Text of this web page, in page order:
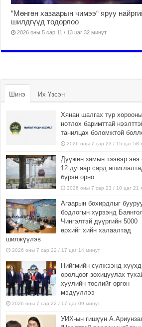
“Мөнгөн хазаарын чимээ“ яруу
шилдгүүд тодорлоо
2026 оны 5 сар 11 / 13 цаг 32 минут
Шинэ Их Үзсэн
Хянан шалгах түр хорооны
нотлох баримттай
танилцах боломжтой
2026 оны 7 сар 23 / 15 цаг 58
Дүүжин замын тээвэр энэ
12 дугаар сард
бүрэн орно
2026 оны 7 сар 23 / 10 цаг 21
Агаарын бохирдлыг
бодлогын хүрээнд
Чингэлтэй дүүргийн 5000
өрхийг хийн халаалтад
шилжүүлэв
2026 оны 7 сар 22 / 17 цаг 14 минут
Нийгмийн сүлжээнд
оролцоог зохицуулах
хуулийн төслийг өргөн
мэдүүллээ
2026 оны 7 сар 22 / 17 цаг 09 минут
УИХ-ын гишүүн